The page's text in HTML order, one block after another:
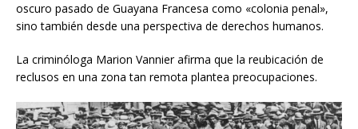
oscuro pasado de Guayana Francesa como «colonia penal»,
sino también desde una perspectiva de derechos humanos.
La criminóloga Marion Vannier afirma que la reubicación de
reclusos en una zona tan remota plantea preocupaciones.